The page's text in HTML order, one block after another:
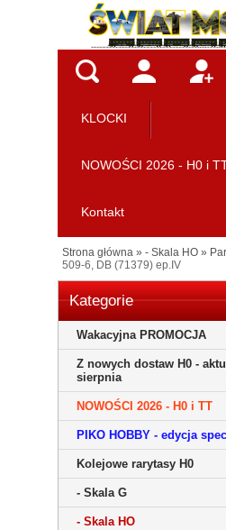
KLOCKI
NOWOŚCI 2026 - H0 i
Kontakt
Strona główna » - Skala HO »
509-6, DB (71379) ep.IV
Kategorie
Wakacyjna PROMOCJA
Z nowych dostaw H0 -
sierpnia
NOWOŚCI 2026 - H0 i TT
PIKO HOBBY - edycja
Kolejowe rarytasy H0
- Skala G
- Skala HO